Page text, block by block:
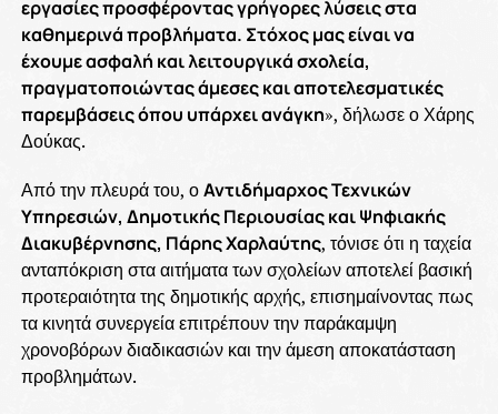
εργασίες προσφέροντας γρήγορες λύσεις στα
καθημερινά προβλήματα. Στόχος μας είναι να
έχουμε ασφαλή και λειτουργικά σχολεία,
πραγματοποιώντας άμεσες και αποτελεσματικές
παρεμβάσεις όπου υπάρχει ανάγκη», δήλωσε ο Χάρης
Δούκας.
Από την πλευρά του, οΑντιδήμαρχος Τεχνικών
Υπηρεσιών, Δημοτικής Περιουσίας και Ψηφιακής
Διακυβέρνησης, Πάρης Χαρλαύτης, τόνισε ότι η ταχεία
ανταπόκριση στα αιτήματα των σχολείων αποτελεί βασική
προτεραιότητα της δημοτικής αρχής, επισημαίνοντας πως
τα κινητά συνεργεία επιτρέπουν την παράκαμψη
χρονοβόρων διαδικασιών και την άμεση αποκατάσταση
προβλημάτων.